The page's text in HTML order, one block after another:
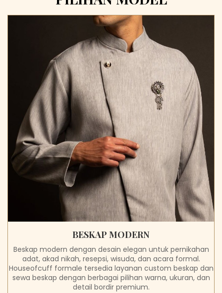
BESKAP MODERN
Beskap modern dengan desain elegan untuk pernikahan
adat, akad nikah, resepsi, wisuda, dan acara formal.
Houseofcuff formale tersedia layanan custom beskap dan
sewa beskap dengan berbagai pilihan warna, ukuran, dan
detail bordir premium.